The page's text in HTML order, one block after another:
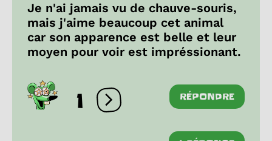
Je n'ai jamais vu de chauve-souris,
mais j'aime beaucoup cet animal
car son apparence est belle et leur
moyen pour voir est impréssionant.
1 Ouvrir les réactions
RÉPONDRE